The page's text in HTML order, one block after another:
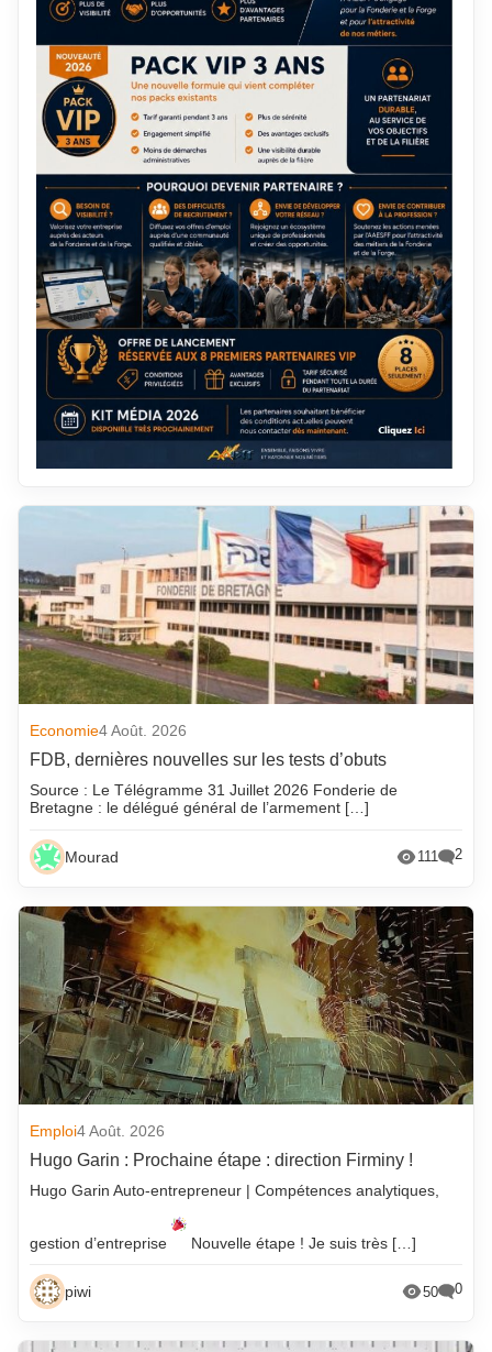
Economie4 Août. 2026
FDB, dernières nouvelles sur les tests d’obuts
Source : Le Télégramme 31 Juillet 2026 Fonderie de
Bretagne : le délégué général de l’armement […]
Mourad 111 2
Emploi4 Août. 2026
Hugo Garin : Prochaine étape : direction Firminy !
Hugo Garin Auto-entrepreneur | Compétences analytiques,
gestion d’entreprise Nouvelle étape ! Je suis très […]
piwi 50 0